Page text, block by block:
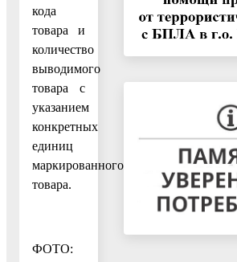
кода
товара и
количество
выводимого
товара с
указанием
конкретных
единиц
маркированного
товара.
ФОТО: